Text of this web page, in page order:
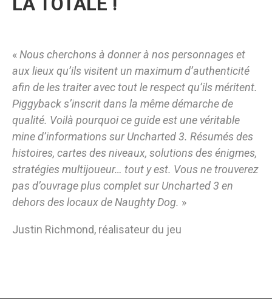
«Nous cherchons à donner à nos personnages et
aux lieux qu’ils visitent un maximum d’authenticité
afin de les traiter avec tout le respect qu’ils méritent.
Piggyback s’inscrit dans la même démarche de
qualité. Voilà pourquoi ce guide est une véritable
mine d’informations sur Uncharted 3. Résumés des
histoires, cartes des niveaux, solutions des énigmes,
stratégies multijoueur… tout y est. Vous ne trouverez
pas d’ouvrage plus complet sur Uncharted 3 en
dehors des locaux de Naughty Dog. »
Justin Richmond, réalisateur du jeu